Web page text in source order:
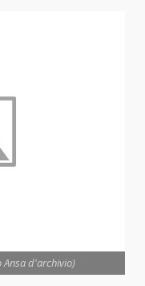
Ansa d'archivio)